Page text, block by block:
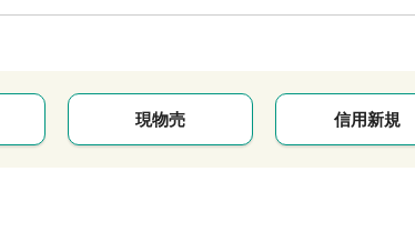
現物売 信用新規